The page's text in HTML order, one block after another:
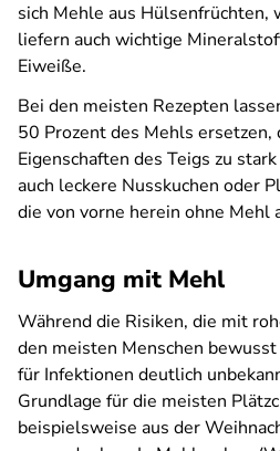
sich Mehle aus Hülsenfrüchten,
liefern auch wichtige
Eiweiße.
Bei den meisten Rezepten
50 Prozent des Mehls ersetzen,
Eigenschaften des Teigs zu
auch leckere Nusskuchen oder
die von vorne herein ohne Mehl
Umgang mit Mehl
Während die Risiken, die mit
den meisten Menschen
für Infektionen deutlich
Grundlage für die meisten
beispielsweise aus der